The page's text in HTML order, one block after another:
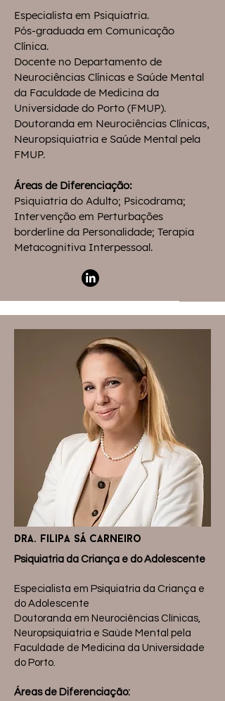
Especialista em Psiquiatria.
Pós-graduada em Comunicação
Clínica.
Docente no Departamento de
Neurociências Clínicas e Saúde Mental
da Faculdade de Medicina da
Universidade do Porto (FMUP).
Doutoranda em Neurociências Clínicas,
Neuropsiquiatria e Saúde Mental pela
FMUP.
Áreas de Diferenciação:
Psiquiatria do Adulto; Psicodrama;
Intervenção em Perturbações
borderline da Personalidade; Terapia
Metacognitiva Interpessoal.
dra. filipa sá carneiro
Psiquiatria da Criança e do Adolescente
Especialista em Psiquiatria da Criança e
do Adolescente
Doutoranda em Neurociências Clínicas,
Neuropsiquiatria e Saúde Mental pela
Faculdade de Medicina da Universidade
do Porto.
Áreas de Diferenciação: